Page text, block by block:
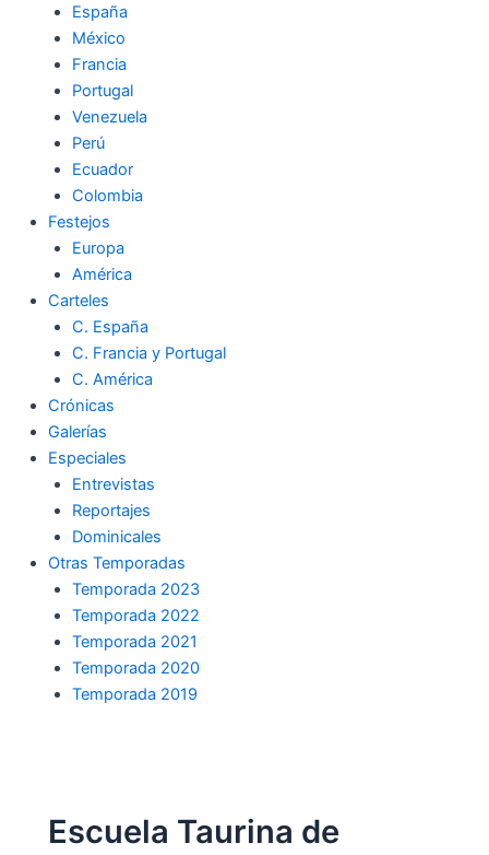
España
México
Francia
Portugal
Venezuela
Perú
Ecuador
Colombia
Festejos
Europa
América
Carteles
C. España
C. Francia y Portugal
C. América
Crónicas
Galerías
Especiales
Entrevistas
Reportajes
Dominicales
Otras Temporadas
Temporada 2023
Temporada 2022
Temporada 2021
Temporada 2020
Temporada 2019
Escuela Taurina de